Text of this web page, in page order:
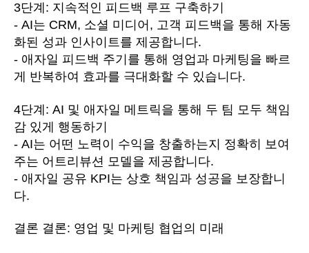
3단계: 지속적인 피드백 루프 구축하기
- AI는 CRM, 소셜 미디어, 고객 피드백을 통해 자동
화된 성과 인사이트를 제공합니다.
- 애자일 피드백 주기를 통해 영업과 마케팅을 빠르
게 반복하여 효과를 극대화할 수 있습니다.
4단계: AI 및 애자일 메트릭을 통해 두 팀 모두 책임
감 있게 행동하기
- AI는 어떤 노력이 수익을 창출하는지 정확히 보여
주는 어트리뷰션 모델을 제공합니다.
- 애자일 공유 KPI는 상호 책임과 성공을 보장합니
다.
결론 결론: 영업 및 마케팅 협업의 미래